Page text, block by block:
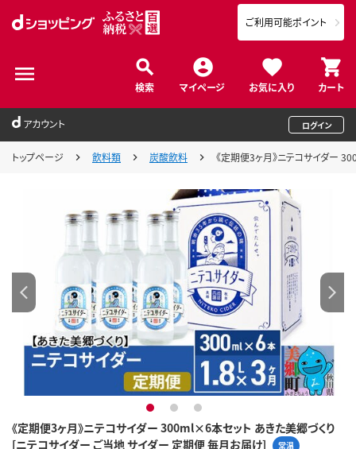
検索 マイページ お気に入り カート
ご利用可能ポイント
アカウント ログイン
トップページ 飲料類 炭酸飲料 《定期便3ヶ月》ニテコサイダー
《定期便3ヶ月》ニテコサイダー 300ml×6本セット あきた美郷づくり
[ニテコサイダー ご当地 サイダー 定期便 毎月お届け]
常温
1 2 3